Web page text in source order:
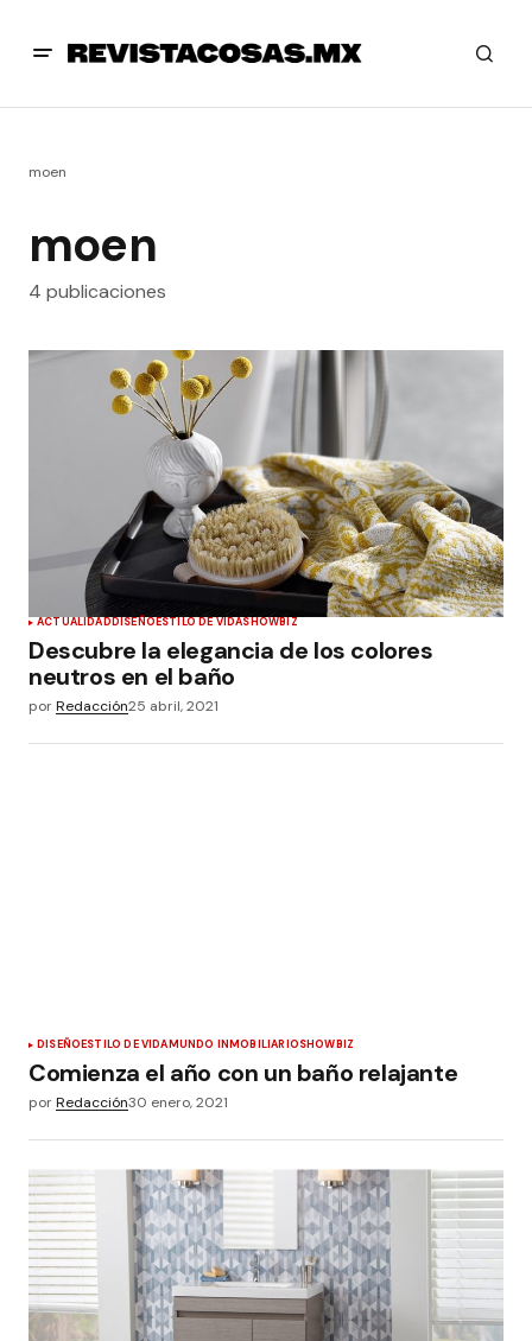
moen
moen
4 publicaciones
ACTUALIDADDISEÑOESTILO DE VIDASHOWBIZ
Descubre la elegancia de los colores
neutros en el baño
porRedacción25 abril, 2021
DISEÑO ESTILO DE VIDA MUNDO INMOBILIARIOSHOWBIZ
Comienza el año con un baño relajante
porRedacción30 enero, 2021